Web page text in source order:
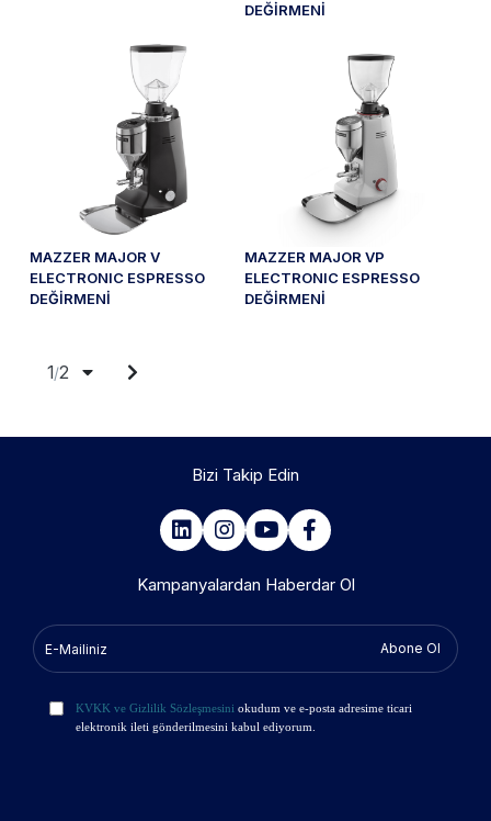
DEĞİRMENİ
MAZZER MAJOR V
ELECTRONIC ESPRESSO
DEĞİRMENİ
MAZZER MAJOR VP
ELECTRONIC ESPRESSO
DEĞİRMENİ
1/2
Bizi Takip Edin
Kampanyalardan Haberdar Ol
Abone Ol
KVKK ve Gizlilik Sözleşmesini okudum ve e-posta adresime ticari
elektronik ileti gönderilmesini kabul ediyorum.